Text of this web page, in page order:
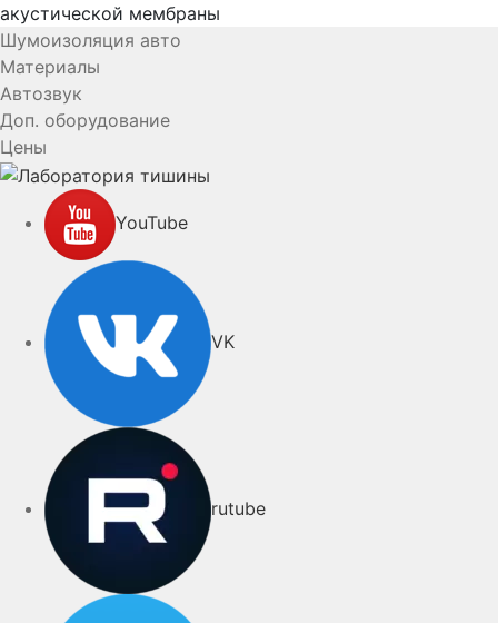
акустической мембраны
Шумоизоляция авто
Материалы
Автозвук
Доп. оборудование
Цены
YouTube
VK
rutube